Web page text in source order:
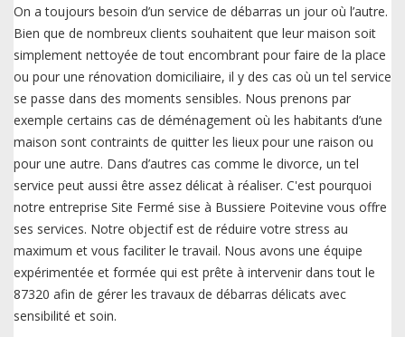
On a toujours besoin d’un service de débarras un jour où l’autre.
Bien que de nombreux clients souhaitent que leur maison soit
simplement nettoyée de tout encombrant pour faire de la place
ou pour une rénovation domiciliaire, il y des cas où un tel service
se passe dans des moments sensibles. Nous prenons par
exemple certains cas de déménagement où les habitants d’une
maison sont contraints de quitter les lieux pour une raison ou
pour une autre. Dans d’autres cas comme le divorce, un tel
service peut aussi être assez délicat à réaliser. C'est pourquoi
notre entreprise Site Fermé sise à Bussiere Poitevine vous offre
ses services. Notre objectif est de réduire votre stress au
maximum et vous faciliter le travail. Nous avons une équipe
expérimentée et formée qui est prête à intervenir dans tout le
87320 afin de gérer les travaux de débarras délicats avec
sensibilité et soin.